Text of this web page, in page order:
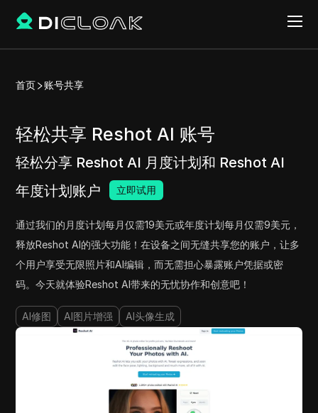
首页 账号共享
轻松共享 Reshot AI 账号
轻松分享 Reshot AI 月度计划和 Reshot AI
年度计划账户
立即试用
通过我们的月度计划每月仅需19美元或年度计划每月仅需9美元，
释放Reshot AI的强大功能！在设备之间无缝共享您的账户，让多
个用户享受无限照片和AI编辑，而无需担心暴露账户凭据或密
码。今天就体验Reshot AI带来的无忧协作和创意吧！
AI修图 AI图片增强 AI头像生成